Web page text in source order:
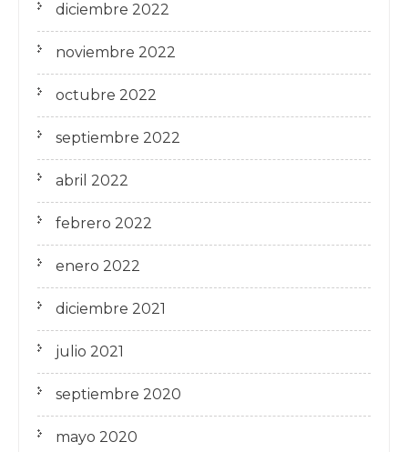
diciembre 2022
noviembre 2022
octubre 2022
septiembre 2022
abril 2022
febrero 2022
enero 2022
diciembre 2021
julio 2021
septiembre 2020
mayo 2020